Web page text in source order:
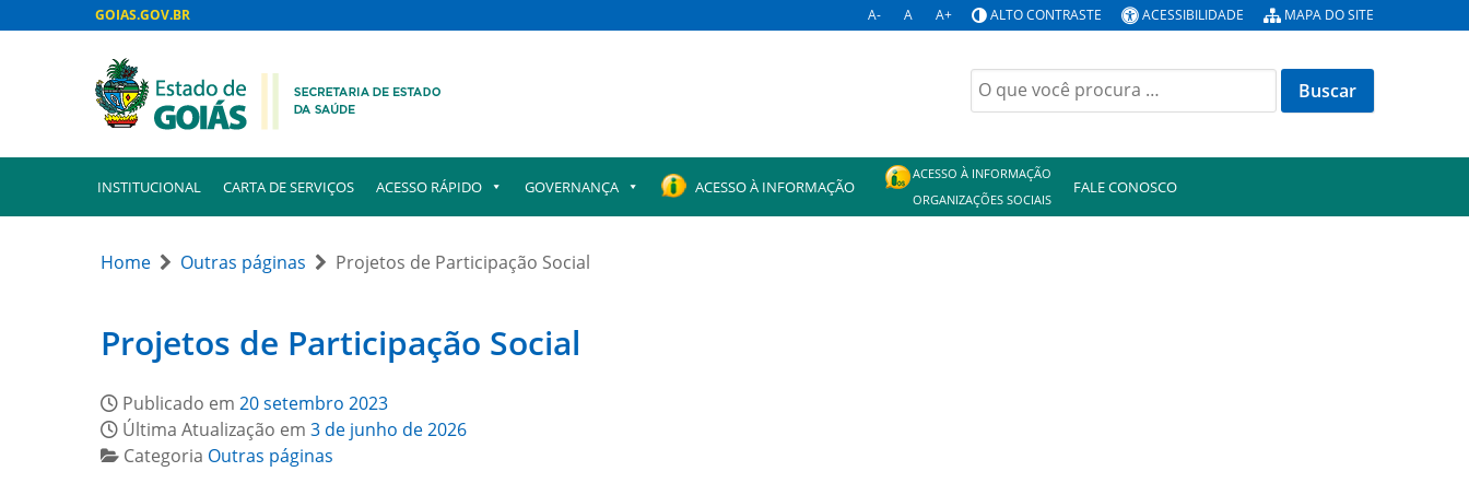
GOIAS.GOV.BR A- A A+ ALTO CONTRASTE ACESSIBILIDADE MAPA DO SITE
Buscar
por:
INSTITUCIONAL CARTA DE SERVIÇOS ACESSO RÁPIDO GOVERNANÇA ACESSO À INFORMAÇÃO
ACESSO À INFORMAÇÃO
ORGANIZAÇÕES SOCIAIS
FALE CONOSCO
Home Outras páginas Projetos de Participação Social
Projetos de Participação Social
Publicado em 20 setembro 2023
Última Atualização em 3 de junho de 2026
Categoria Outras páginas